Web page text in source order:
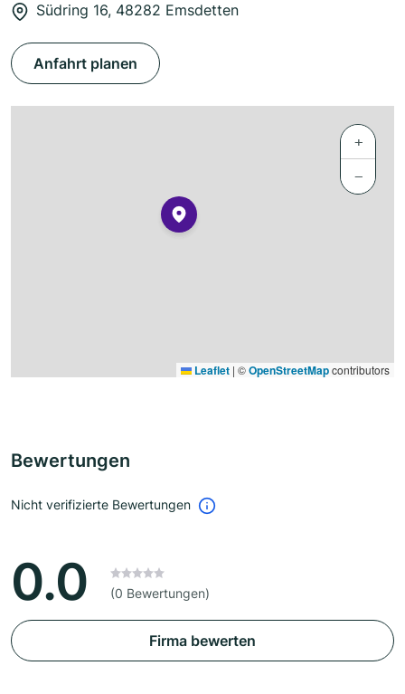
Südring 16, 48282 Emsdetten
Anfahrt planen
+
−
Leaflet | ©OpenStreetMapcontributors
Bewertungen
Nicht verifizierte Bewertungen
0.0 (0 Bewertungen)
Firma bewerten